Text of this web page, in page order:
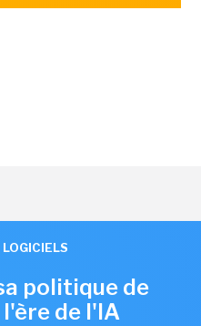
LOGICIELS
politique de
de l'IA